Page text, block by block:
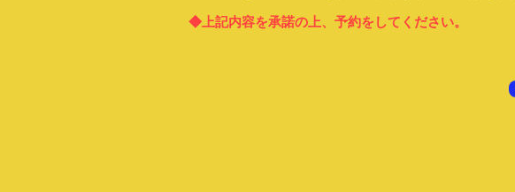
◆上記内容を承諾の上、予約をしてください。